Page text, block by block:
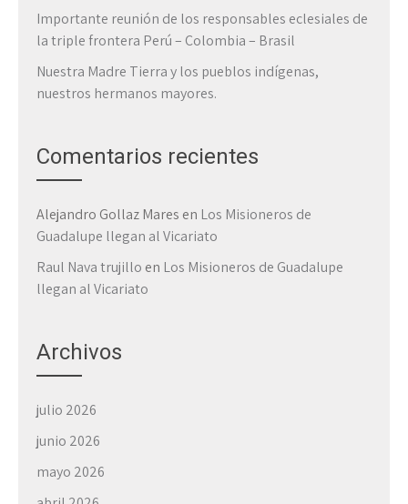
Importante reunión de los responsables eclesiales de
la triple frontera Perú – Colombia – Brasil
Nuestra Madre Tierra y los pueblos indígenas,
nuestros hermanos mayores.
Comentarios recientes
Alejandro Gollaz Mares en Los Misioneros de
Guadalupe llegan al Vicariato
Raul Nava trujillo en Los Misioneros de Guadalupe
llegan al Vicariato
Archivos
julio 2026
junio 2026
mayo 2026